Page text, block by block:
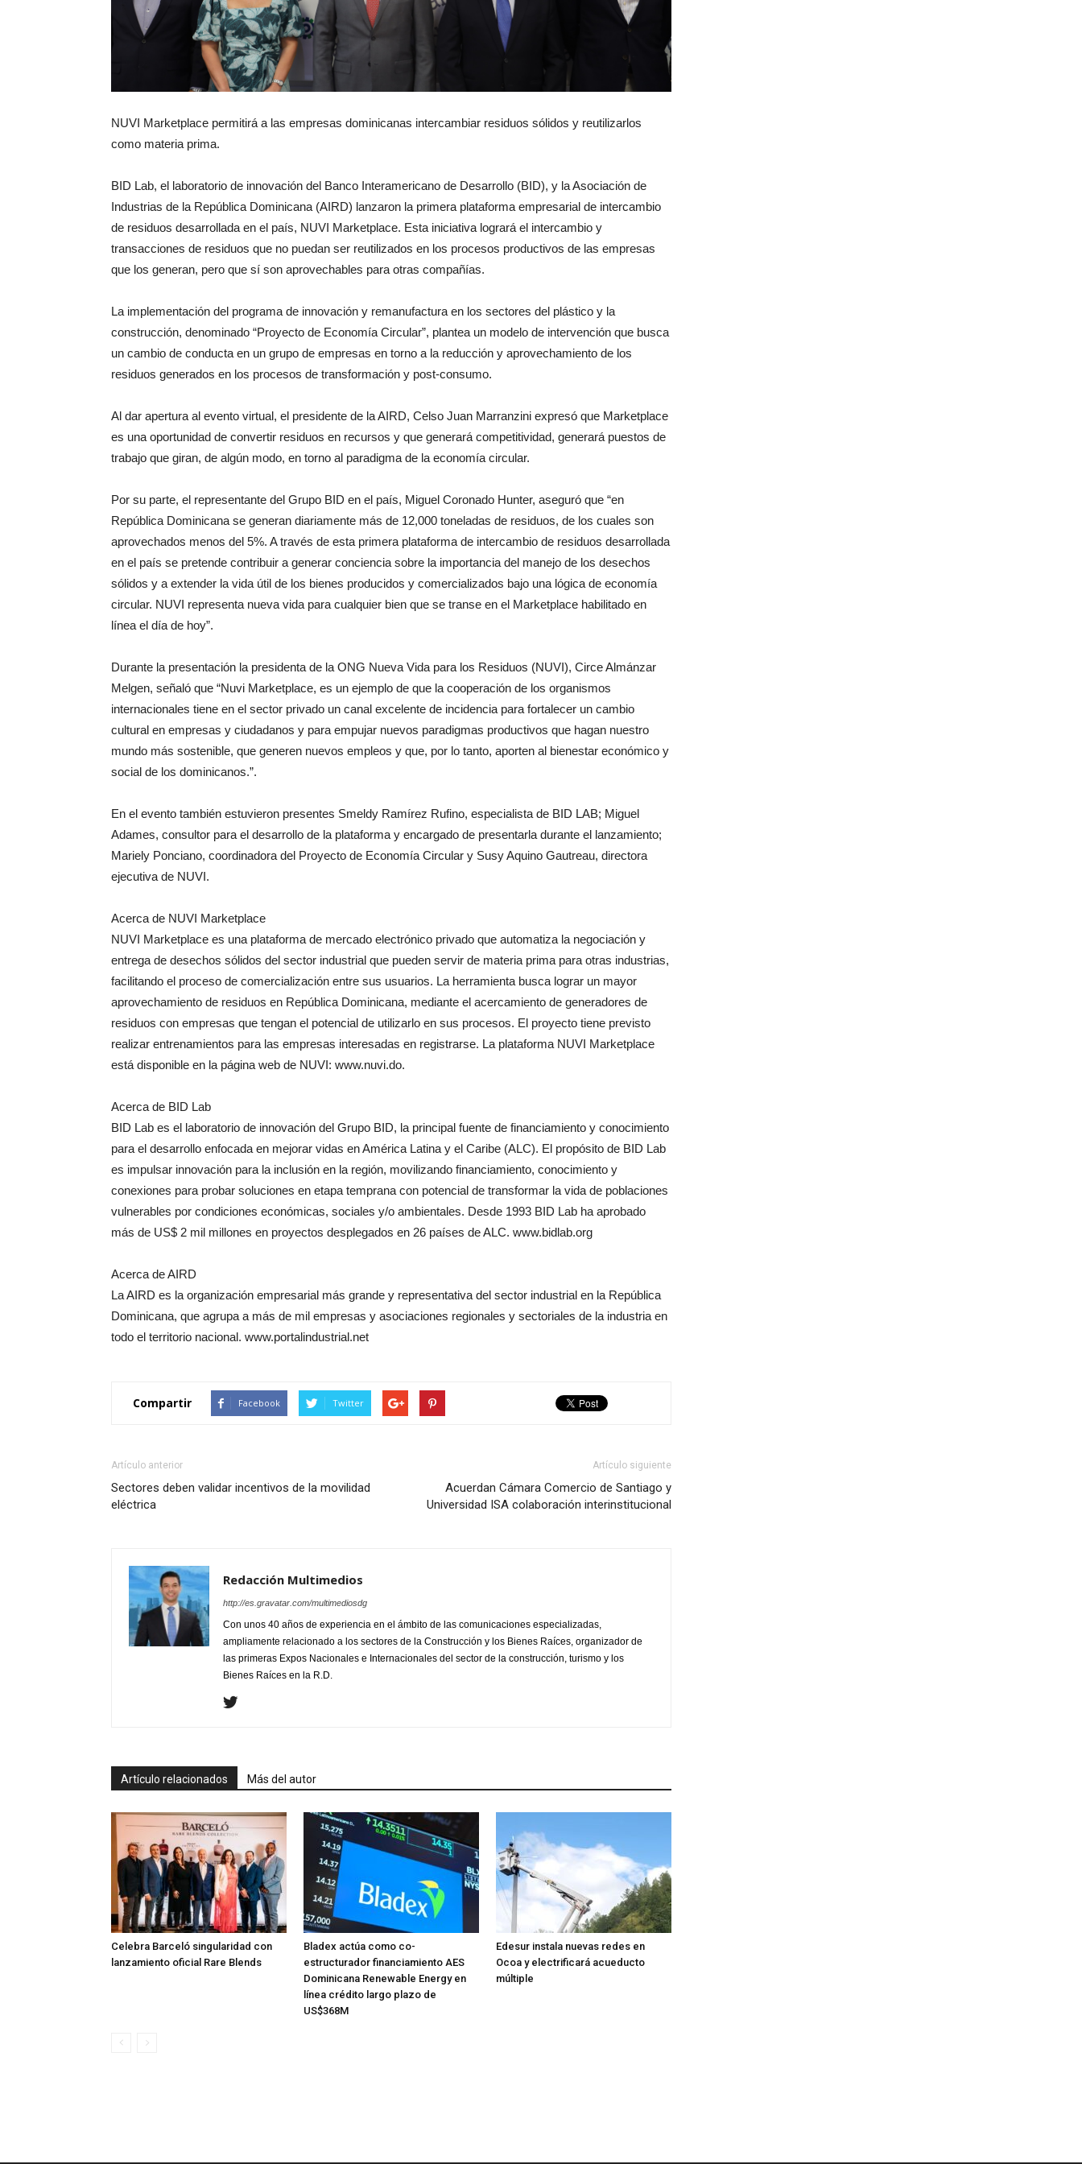
NUVI Marketplace permitirá a las empresas dominicanas intercambiar residuos sólidos y reutilizarlos
como materia prima.
BID Lab, el laboratorio de innovación del Banco Interamericano de Desarrollo (BID), y la Asociación de
Industrias de la República Dominicana (AIRD) lanzaron la primera plataforma empresarial de intercambio
de residuos desarrollada en el país, NUVI Marketplace. Esta iniciativa logrará el intercambio y
transacciones de residuos que no puedan ser reutilizados en los procesos productivos de las empresas
que los generan, pero que sí son aprovechables para otras compañías.
La implementación del programa de innovación y remanufactura en los sectores del plástico y la
construcción, denominado “Proyecto de Economía Circular”, plantea un modelo de intervención que busca
un cambio de conducta en un grupo de empresas en torno a la reducción y aprovechamiento de los
residuos generados en los procesos de transformación y post-consumo.
Al dar apertura al evento virtual, el presidente de la AIRD, Celso Juan Marranzini expresó que Marketplace
es una oportunidad de convertir residuos en recursos y que generará competitividad, generará puestos de
trabajo que giran, de algún modo, en torno al paradigma de la economía circular.
Por su parte, el representante del Grupo BID en el país, Miguel Coronado Hunter, aseguró que “en
República Dominicana se generan diariamente más de 12,000 toneladas de residuos, de los cuales son
aprovechados menos del 5%. A través de esta primera plataforma de intercambio de residuos desarrollada
en el país se pretende contribuir a generar conciencia sobre la importancia del manejo de los desechos
sólidos y a extender la vida útil de los bienes producidos y comercializados bajo una lógica de economía
circular. NUVI representa nueva vida para cualquier bien que se transe en el Marketplace habilitado en
línea el día de hoy”.
Durante la presentación la presidenta de la ONG Nueva Vida para los Residuos (NUVI), Circe Almánzar
Melgen, señaló que “Nuvi Marketplace, es un ejemplo de que la cooperación de los organismos
internacionales tiene en el sector privado un canal excelente de incidencia para fortalecer un cambio
cultural en empresas y ciudadanos y para empujar nuevos paradigmas productivos que hagan nuestro
mundo más sostenible, que generen nuevos empleos y que, por lo tanto, aporten al bienestar económico y
social de los dominicanos.”.
En el evento también estuvieron presentes Smeldy Ramírez Rufino, especialista de BID LAB; Miguel
Adames, consultor para el desarrollo de la plataforma y encargado de presentarla durante el lanzamiento;
Mariely Ponciano, coordinadora del Proyecto de Economía Circular y Susy Aquino Gautreau, directora
ejecutiva de NUVI.
Acerca de NUVI Marketplace
NUVI Marketplace es una plataforma de mercado electrónico privado que automatiza la negociación y
entrega de desechos sólidos del sector industrial que pueden servir de materia prima para otras industrias,
facilitando el proceso de comercialización entre sus usuarios. La herramienta busca lograr un mayor
aprovechamiento de residuos en República Dominicana, mediante el acercamiento de generadores de
residuos con empresas que tengan el potencial de utilizarlo en sus procesos. El proyecto tiene previsto
realizar entrenamientos para las empresas interesadas en registrarse. La plataforma NUVI Marketplace
está disponible en la página web de NUVI: www.nuvi.do.
Acerca de BID Lab
BID Lab es el laboratorio de innovación del Grupo BID, la principal fuente de financiamiento y conocimiento
para el desarrollo enfocada en mejorar vidas en América Latina y el Caribe (ALC). El propósito de BID Lab
es impulsar innovación para la inclusión en la región, movilizando financiamiento, conocimiento y
conexiones para probar soluciones en etapa temprana con potencial de transformar la vida de poblaciones
vulnerables por condiciones económicas, sociales y/o ambientales. Desde 1993 BID Lab ha aprobado
más de US$ 2 mil millones en proyectos desplegados en 26 países de ALC. www.bidlab.org
Acerca de AIRD
La AIRD es la organización empresarial más grande y representativa del sector industrial en la República
Dominicana, que agrupa a más de mil empresas y asociaciones regionales y sectoriales de la industria en
todo el territorio nacional. www.portalindustrial.net
Compartir Facebook Twitter
Artículo anterior
Sectores deben validar incentivos de la movilidad
eléctrica
Artículo siguiente
Acuerdan Cámara Comercio de Santiago y
Universidad ISA colaboración interinstitucional
Redacción Multimedios
http://es.gravatar.com/multimediosdg
Con unos 40 años de experiencia en el ámbito de las comunicaciones especializadas,
ampliamente relacionado a los sectores de la Construcción y los Bienes Raíces, organizador de
las primeras Expos Nacionales e Internacionales del sector de la construcción, turismo y los
Bienes Raíces en la R.D.
Artículo relacionados Más del autor
Celebra Barceló singularidad con
lanzamiento oficial Rare Blends
Bladex actúa como co-
estructurador financiamiento AES
Dominicana Renewable Energy en
línea crédito largo plazo de
US$368M
Edesur instala nuevas redes en
Ocoa y electrificará acueducto
múltiple